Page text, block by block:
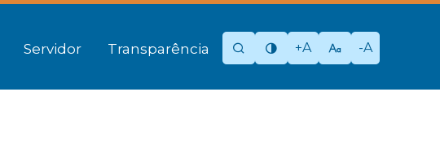
Servidor Transparência +A -A